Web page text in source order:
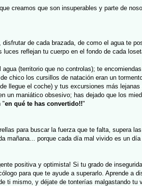
creamos que son insuperables y parte de
de cada brazada, de como el agua te
reflejan tu cuerpo en el fondo de cada
(territorio que no controlas); te
chico los cursillos de natación eran un
llegue el coche) y tus excursiones más lejanas
un maniático obsesivo; has dejado que los
"en qué te has convertido!!"
para buscar la fuerza que te falta, supera
mañana... porque cada día mal vivido es un
positiva y optimista! Si tu grado de
para que te ayude a superarlo. Aprende a
ti mismo, y déjate de tonterías malgastando tu